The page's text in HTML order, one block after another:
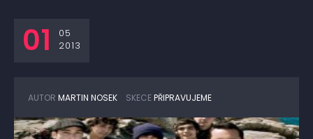
01
05
2013
AUTOR MARTIN NOSEK SKECEPŘIPRAVUJEME